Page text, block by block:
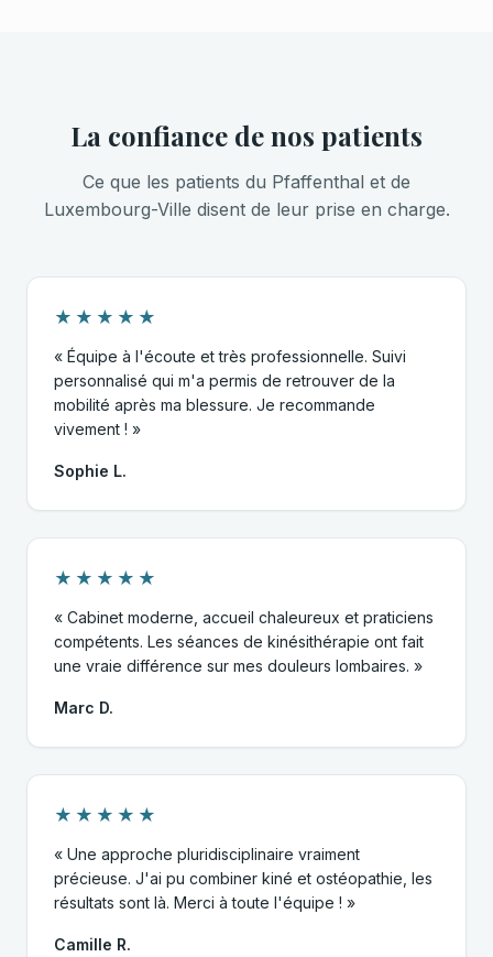
La confiance de nos patients
Ce que les patients du Pfaffenthal et de
Luxembourg-Ville disent de leur prise en charge.
★★★★★
« Équipe à l'écoute et très professionnelle. Suivi
personnalisé qui m'a permis de retrouver de la
mobilité après ma blessure. Je recommande
vivement ! »
Sophie L.
★★★★★
« Cabinet moderne, accueil chaleureux et praticiens
compétents. Les séances de kinésithérapie ont fait
une vraie différence sur mes douleurs lombaires. »
Marc D.
★★★★★
« Une approche pluridisciplinaire vraiment
précieuse. J'ai pu combiner kiné et ostéopathie, les
résultats sont là. Merci à toute l'équipe ! »
Camille R.